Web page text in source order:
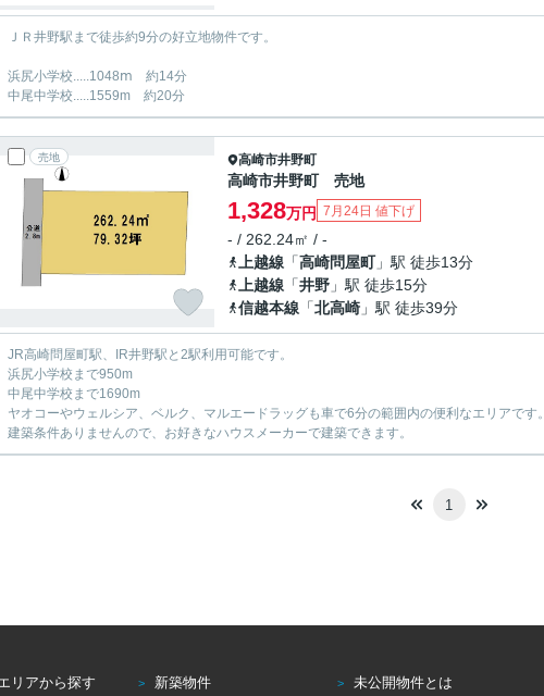
ＪＲ井野駅まで徒歩約9分の好立地物件です。
浜尻小学校.....1048ⅿ 約14分
中尾中学校.....1559m 約20分
売地 高崎市井野町
高崎市井野町 売地
1,328万円 7月24日 値下げ
- / 262.24㎡ / -
上越線 「高崎問屋町」駅 徒歩13分
上越線 「井野 」駅 徒歩15分
信越本線 「北高崎 」駅 徒歩39分
JR高崎問屋町駅、IR井野駅と2駅利用可能です。
浜尻小学校まで950m
中尾中学校まで1690m
ヤオコーやウェルシア、ベルク、マルエードラッグも車で6分の範囲内の便利なエリアです。
建築条件ありませんので、お好きなハウスメーカーで建築できます。
1
リアから探す 新築物件 未公開物件とは